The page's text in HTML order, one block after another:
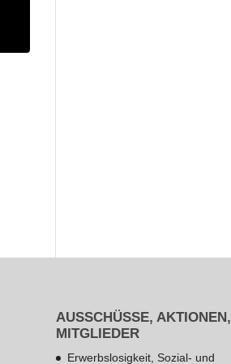
AUSSCHÜSSE, AKTIONEN,
MITGLIEDER
Erwerbslosigkeit, Sozial- und